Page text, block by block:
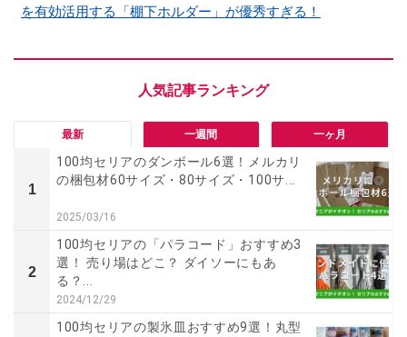
を有効活用する「棚下ホルダー」が優秀すぎる！
最新 一週間 一ヶ月
1
100均セリアのダンボール6選！メルカリ
の梱包材60サイズ・80サイズ・100サ...
2025/03/16
2
100均セリアの「パラコード」おすすめ3
選！ 売り場はどこ？ ダイソーにもあ
る？...
2024/12/29
100均セリアの製氷皿おすすめ9選！丸型